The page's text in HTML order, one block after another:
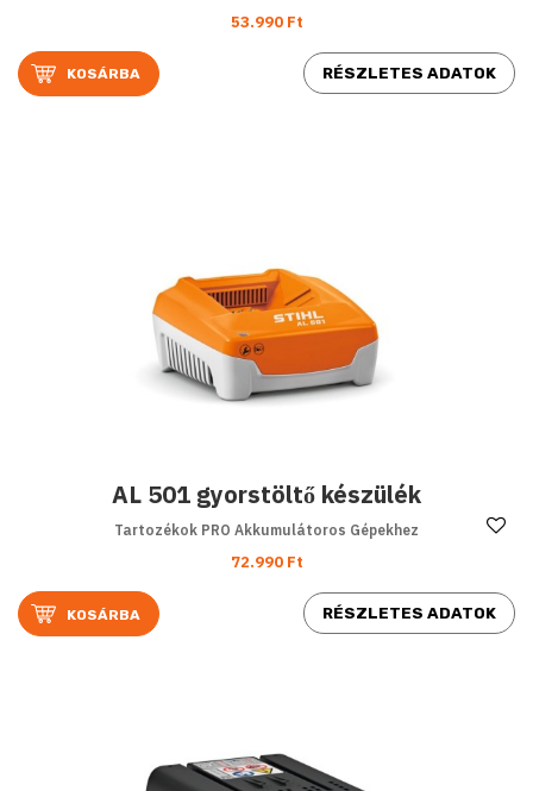
53.990 Ft
RÉSZLETES ADATOK
AL 501 gyorstöltő készülék
Tartozékok PRO Akkumulátoros Gépekhez
72.990 Ft
RÉSZLETES ADATOK